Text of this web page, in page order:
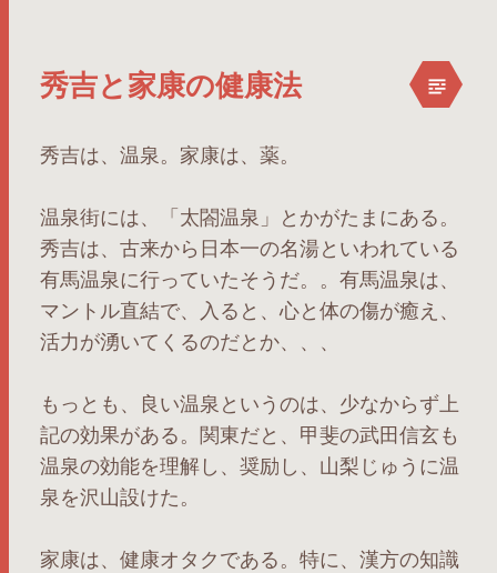
秀吉と家康の健康法
秀吉は、温泉。家康は、薬。
温泉街には、「太閤温泉」とかがたまにある。
秀吉は、古来から日本一の名湯といわれている
有馬温泉に行っていたそうだ。。有馬温泉は、
マントル直結で、入ると、心と体の傷が癒え、
活力が湧いてくるのだとか、、、
もっとも、良い温泉というのは、少なからず上
記の効果がある。関東だと、甲斐の武田信玄も
温泉の効能を理解し、奨励し、山梨じゅうに温
泉を沢山設けた。
家康は、健康オタクである。特に、漢方の知識